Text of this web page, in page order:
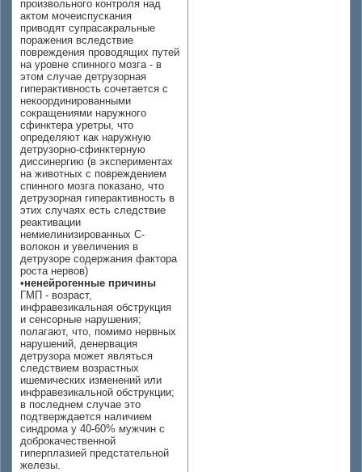
произвольного контроля над
актом мочеиспускания
приводят супрасакральные
поражения вследствие
повреждения проводящих путей
на уровне спинного мозга - в
этом случае детрузорная
гиперактивность сочетается с
некоординированными
сокращениями наружного
сфинктера уретры, что
определяют как наружную
детрузорно-сфинктерную
диссинергию (в экспериментах
на животных с повреждением
спинного мозга показано, что
детрузорная гиперактивность в
этих случаях есть следствие
реактивации
немиелинизированных С-
волокон и увеличения в
детрузоре содержания фактора
роста нервов)
•ненейрогенные причины
ГМП - возраст,
инфравезикальная обструкция
и сенсорные нарушения;
полагают, что, помимо нервных
нарушений, денервация
детрузора может являться
следствием возрастных
ишемических изменений или
инфравезикальной обструкции;
в последнем случае это
подтверждается наличием
синдрома у 40-60% мужчин с
доброкачественной
гиперплазией предстательной
железы.